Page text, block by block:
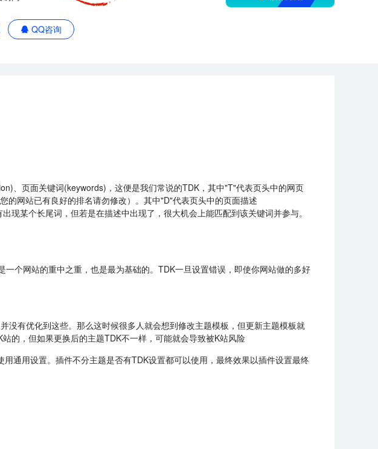
QQ咨询
、页面关键词(keywords)，这便是我们常说的TDK，其中"T"代表页头中的网页
网站已有良好的排名请勿修改）。其中"D"代表页头中的页面描述
某个长尾词，但若是在描述中出现了，很大机会上能匹配到该关键词并参与。
个网站的重中之重，也是最为基础的。TDK一旦设置错误，即使你网站做的多好
有优化到这些。那么这时候很多人就会想到修改主题模板，但更新主题模板就
的，但如果更换后的主题TDK不一样，可能就会导致被K站风险
通用设置。插件不分主题是否有TDK设置都可以使用，最终效果以插件设置最终